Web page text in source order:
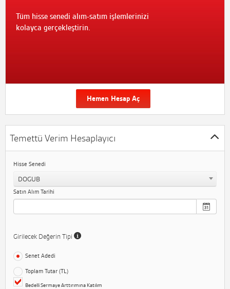
Tüm hisse senedi alım-satım işlemlerinizi
kolayca gerçekleştirin.
Hemen Hesap Aç
Temettü Verim Hesaplayıcı
Hisse Senedi
DOGUB
Satın Alım Tarihi
Girilecek Değerin Tipi
Senet Adedi
Toplam Tutar (TL)
Bedelli Sermaye Arttırımına Katılım